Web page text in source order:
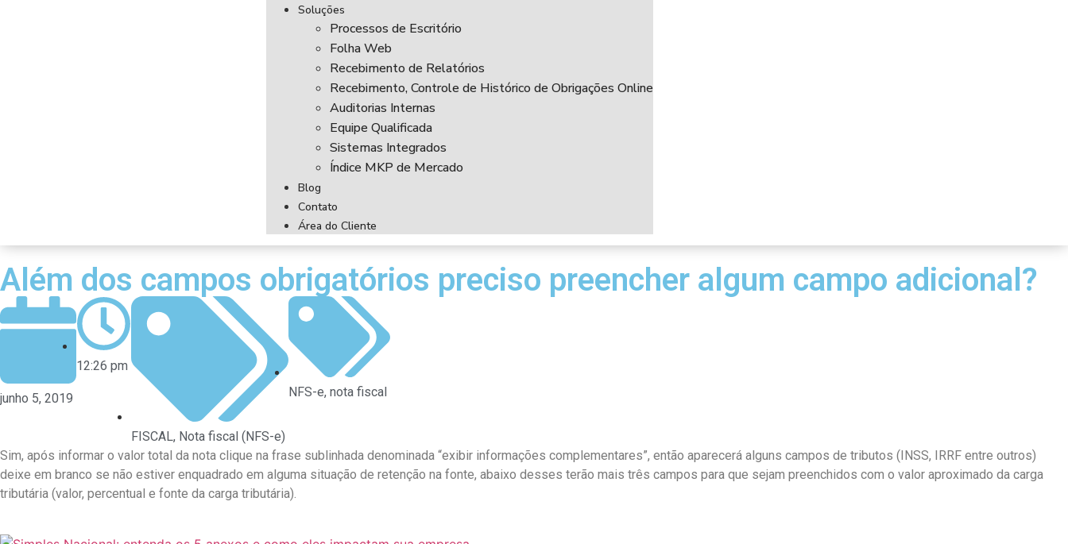
Soluções
Processos de Escritório
Folha Web
Recebimento de Relatórios
Recebimento, Controle de Histórico de Obrigações Online
Auditorias Internas
Equipe Qualificada
Sistemas Integrados
Índice MKP de Mercado
Blog
Contato
Área do Cliente
Além dos campos obrigatórios preciso preencher algum campo adicional?
junho 5, 2019
12:26 pm
FISCAL, Nota fiscal (NFS-e)
NFS-e, nota fiscal
Sim, após informar o valor total da nota clique na frase sublinhada denominada “exibir informações complementares”, então aparecerá alguns campos de tributos (INSS, IRRF entre outros)
deixe em branco se não estiver enquadrado em alguma situação de retenção na fonte, abaixo desses terão mais três campos para que sejam preenchidos com o valor aproximado da carga
tributária (valor, percentual e fonte da carga tributária).